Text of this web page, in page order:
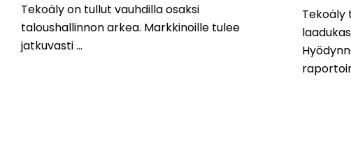
Tekoäly on tullut vauhdilla osaksi
taloushallinnon arkea. Markkinoille tulee
jatkuvasti ...
Tekoäly